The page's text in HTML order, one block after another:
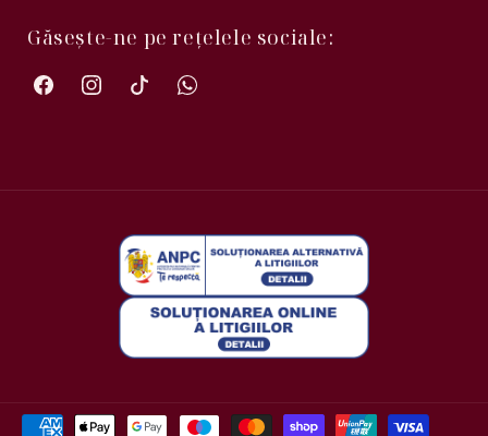
Găsește-ne pe rețelele sociale:
FacebookInstagramTikTokWhatsApp
Metode